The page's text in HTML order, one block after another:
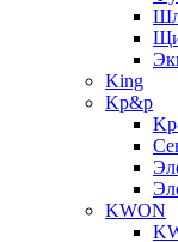
King
Kp&p
KWON